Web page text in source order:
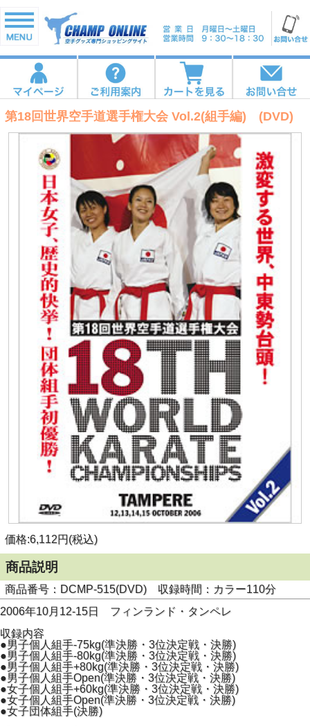
第18回世界空手道選手権大会 Vol.2(組手編) (DVD)
価格:6,112円(税込)
商品説明
商品番号：DCMP-515(DVD) 収録時間：カラー110分
2006年10月12-15日 フィンランド・タンペレ
収録内容
●男子個人組手-75kg(準決勝・3位決定戦・決勝)
●男子個人組手-80kg(準決勝・3位決定戦・決勝)
●男子個人組手+80kg(準決勝・3位決定戦・決勝)
●男子個人組手Open(準決勝・3位決定戦・決勝)
●女子個人組手+60kg(準決勝・3位決定戦・決勝)
●女子個人組手Open(準決勝・3位決定戦・決勝)
●女子団体組手(決勝)